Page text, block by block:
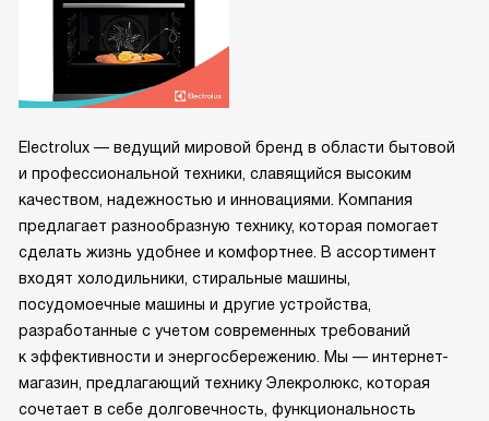
Electrolux — ведущий мировой бренд в области бытовой
и профессиональной техники, славящийся высоким
качеством, надежностью и инновациями. Компания
предлагает разнообразную технику, которая помогает
сделать жизнь удобнее и комфортнее. В ассортимент
входят холодильники, стиральные машины,
посудомоечные машины и другие устройства,
разработанные с учетом современных требований
к эффективности и энергосбережению. Мы — интернет-
магазин, предлагающий технику Элекролюкс, которая
сочетает в себе долговечность, функциональность